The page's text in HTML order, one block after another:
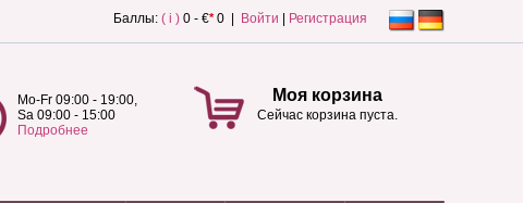
Баллы: ( i ) 0 - €*0 | Войти Регистрация
Mo-Fr 09:00 - 19:00,
Sa 09:00 - 15:00
Подробнее
Моя корзина
Сейчас корзина пуста.